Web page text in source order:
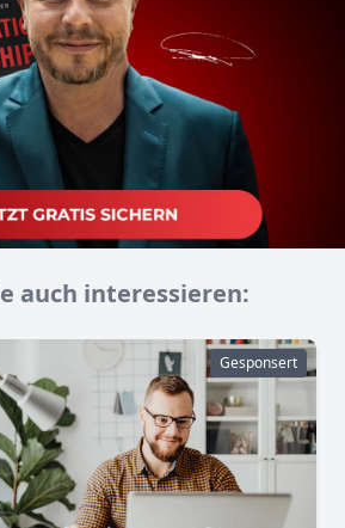
auch interessieren:
Gesponsert